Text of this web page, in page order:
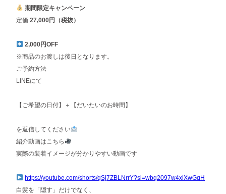
期間限定キャンペーン
定価27,000円（税抜）
2,000円OFF
※商品のお渡しは後日となります。
ご予約方法
LINEにて
【ご希望の日付】＋【だいたいのお時間】
を返信してください
紹介動画はこちら
実際の装着イメージが分かりやすい動画です
https://youtube.com/shorts/qSj7ZBLNrrY?si=wbq2097w4xlXwGqH
白髪を「隠す」だけでなく、